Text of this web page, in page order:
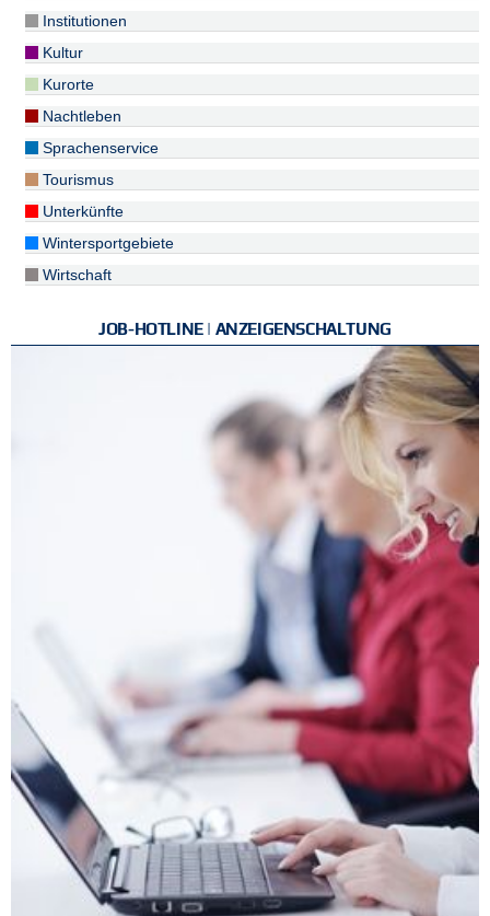
Institutionen
Kultur
Kurorte
Nachtleben
Sprachenservice
Tourismus
Unterkünfte
Wintersportgebiete
Wirtschaft
JOB-HOTLINE | ANZEIGENSCHALTUNG